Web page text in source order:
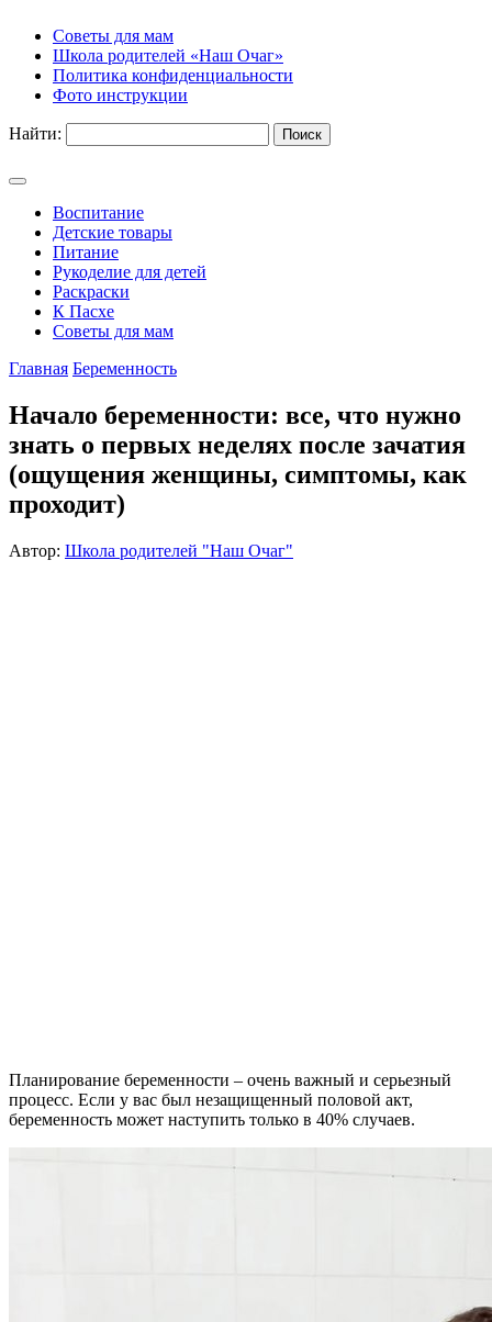
Советы для мам
Школа родителей «Наш Очаг»
Политика конфиденциальности
Фото инструкции
Найти:
Воспитание
Детские товары
Питание
Рукоделие для детей
Раскраски
К Пасхе
Советы для мам
Главная Беременность
Начало беременности: все, что нужно
знать о первых неделях после зачатия
(ощущения женщины, симптомы, как
проходит)
Автор: Школа родителей "Наш Очаг"
Планирование беременности – очень важный и серьезный
процесс. Если у вас был незащищенный половой акт,
беременность может наступить только в 40% случаев.